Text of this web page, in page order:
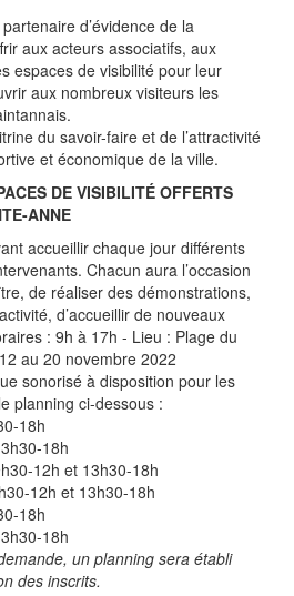
d’évidence de la
aux acteurs associatifs, aux
espaces de visibilité pour leur
aux nombreux visiteurs les
du savoir-faire et de l’attractivité
et économique de la ville.
DE VISIBILITÉ OFFERTS
ANNE
accueillir chaque jour différents
Chacun aura l’occasion
de réaliser des démonstrations,
d’accueillir de nouveaux
: 9h à 17h - Lieu : Plage du
au 20 novembre 2022
sonorisé à disposition pour les
planning ci-dessous :
18h
18h
12h et 13h30-18h
12h et 13h30-18h
18h
18h
un planning sera établi
des inscrits.